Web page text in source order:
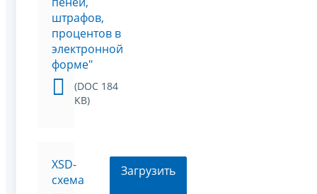
штрафов,
процентов в
электронной
форме"
(DOC 184
KB)
XSD-
схема
Загрузить